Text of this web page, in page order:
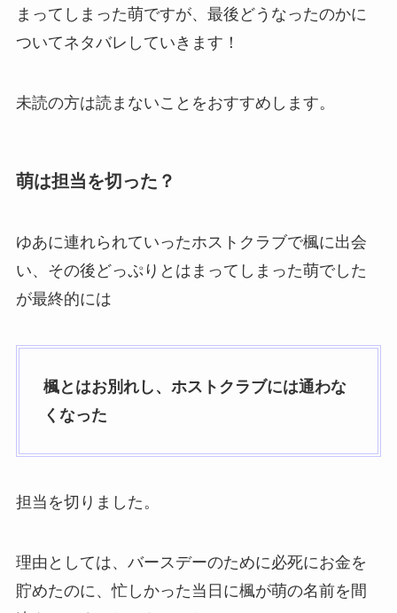
まってしまった萌ですが、最後どうなったのかに
ついてネタバレしていきます！
未読の方は読まないことをおすすめします。
萌は担当を切った？
ゆあに連れられていったホストクラブで楓に出会
い、その後どっぷりとはまってしまった萌でした
が最終的には
楓とはお別れし、ホストクラブには通わな
くなった
担当を切りました。
理由としては、バースデーのために必死にお金を
貯めたのに、忙しかった当日に楓が萌の名前を間